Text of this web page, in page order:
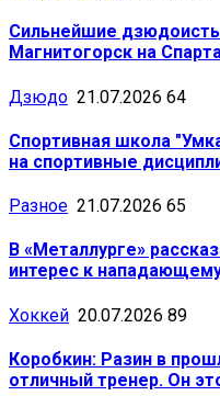
Сильнейшие
Магнитогорск на
Дзюдо 21.07.2026 64
Спортивная школа
на спортивные
Разное 21.07.2026 65
В «Металлурге»
интерес к
Хоккей 20.07.2026 89
Коробкин: Разин в
отличный тренер. Он